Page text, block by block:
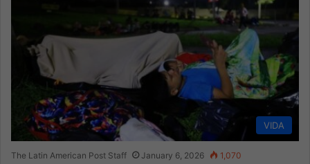
VIDA
The Latin American Post Staff January 6, 2026 1,070